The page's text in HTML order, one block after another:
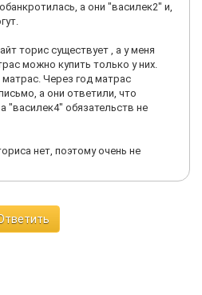
а они "василек2" и,
торис существует , а у меня
можно купить только у них.
Через год матрас
а они ответили, что
"василек4" обязательств не
нет, поэтому очень не